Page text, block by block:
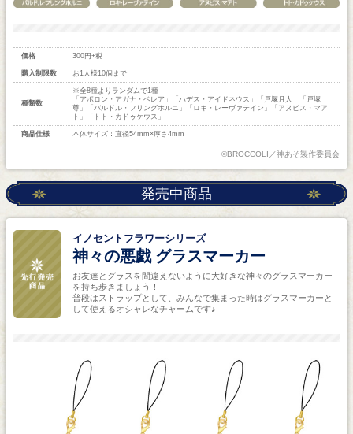
価格 300円+税
購入制限数 お1人様10個まで
種類数
※全8種よりランダムで1種
「アポロン・アガナ・ベレア」「ハデス・アイドネウス」「戸塚月人」「戸塚
尊」「バルドル・フリングホルニ」「ロキ・レーヴァテイン」「アヌビス・マア
ト」「トト・カドゥケウス」
商品仕様 本体サイズ：直径54mm×厚さ4mm
©BROCCOLI／神あそ製作委員会
発売中商品
イノセントフラワーシリーズ
神々の悪戯 グラスマーカー
お友達とグラスを間違えないように大好きな神々のグラスマーカー
を持ち歩きましょう！
普段はストラップとして、みんなで集まった時はグラスマーカーと
して使えるオシャレなチャームです♪